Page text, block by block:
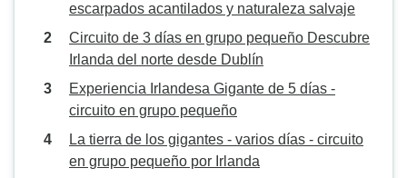
escarpados acantilados y naturaleza salvaje
Circuito de 3 días en grupo pequeño Descubre
Irlanda del norte desde Dublín
Experiencia Irlandesa Gigante de 5 días -
circuito en grupo pequeño
La tierra de los gigantes - varios días - circuito
en grupo pequeño por Irlanda